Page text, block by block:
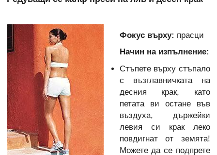
Фокус върху: прасци
Начин на изпълнение:
Стъпете върху стъпало
с възглавничката на
десния крак, като
петата ви остане във
въздуха, държейки
левия си крак леко
повдигнат от земята!
Можете да се подпрете